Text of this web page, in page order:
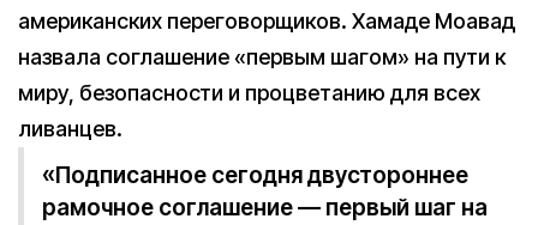
американских переговорщиков. Хамаде Моавад
назвала соглашение «первым шагом» на пути к
миру, безопасности и процветанию для всех
ливанцев.
«Подписанное сегодня двустороннее
рамочное соглашение — первый шаг на